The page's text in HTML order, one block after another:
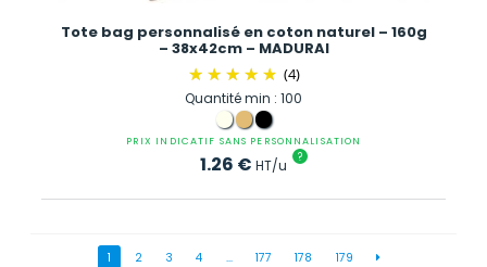
Tote bag personnalisé en coton naturel – 160g
– 38x42cm – MADURAI
(4)
Quantité min : 100
PRIX INDICATIF SANS PERSONNALISATION
1.26 € HT/u ?
1 2 3 4 … 177 178 179